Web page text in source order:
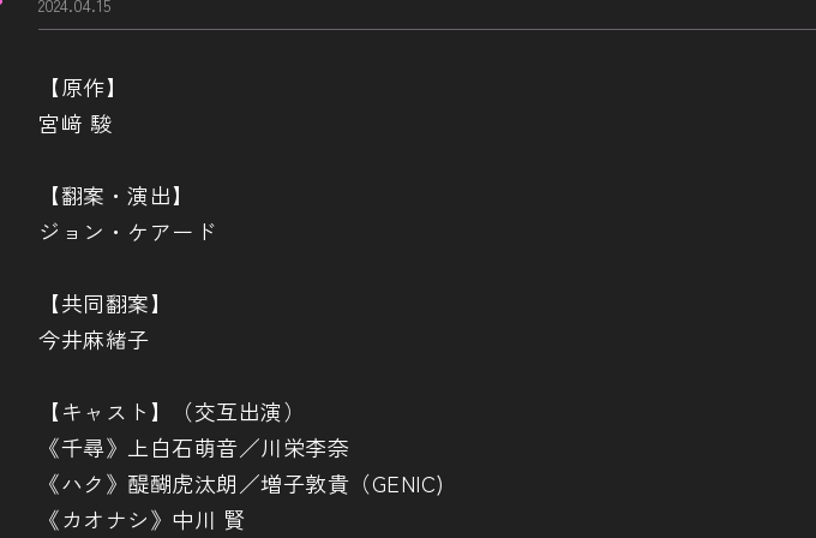
2024.04.15
【原作】
宮﨑 駿
【翻案・演出】
ジョン・ケアード
【共同翻案】
今井麻緒子
【キャスト】（交互出演）
《千尋》上白石萌音／川栄李奈
《ハク》醍醐虎汰朗／増子敦貴（GENIC)
《カオナシ》中川 賢